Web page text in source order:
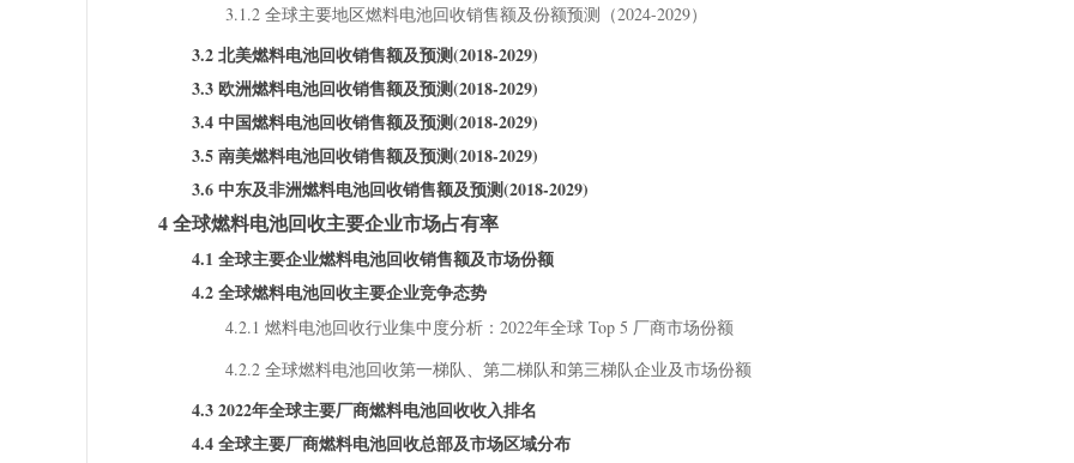
3.1.2 全球主要地区燃料电池回收销售额及份额预测（2024-2029）
3.2 北美燃料电池回收销售额及预测(2018-2029)
3.3 欧洲燃料电池回收销售额及预测(2018-2029)
3.4 中国燃料电池回收销售额及预测(2018-2029)
3.5 南美燃料电池回收销售额及预测(2018-2029)
3.6 中东及非洲燃料电池回收销售额及预测(2018-2029)
4 全球燃料电池回收主要企业市场占有率
4.1 全球主要企业燃料电池回收销售额及市场份额
4.2 全球燃料电池回收主要企业竞争态势
4.2.1 燃料电池回收行业集中度分析：2022年全球 Top 5 厂商市场份额
4.2.2 全球燃料电池回收第一梯队、第二梯队和第三梯队企业及市场份额
4.3 2022年全球主要厂商燃料电池回收收入排名
4.4 全球主要厂商燃料电池回收总部及市场区域分布